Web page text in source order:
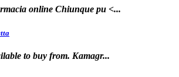
online Chiunque pu <...
to buy from. Kamagr...